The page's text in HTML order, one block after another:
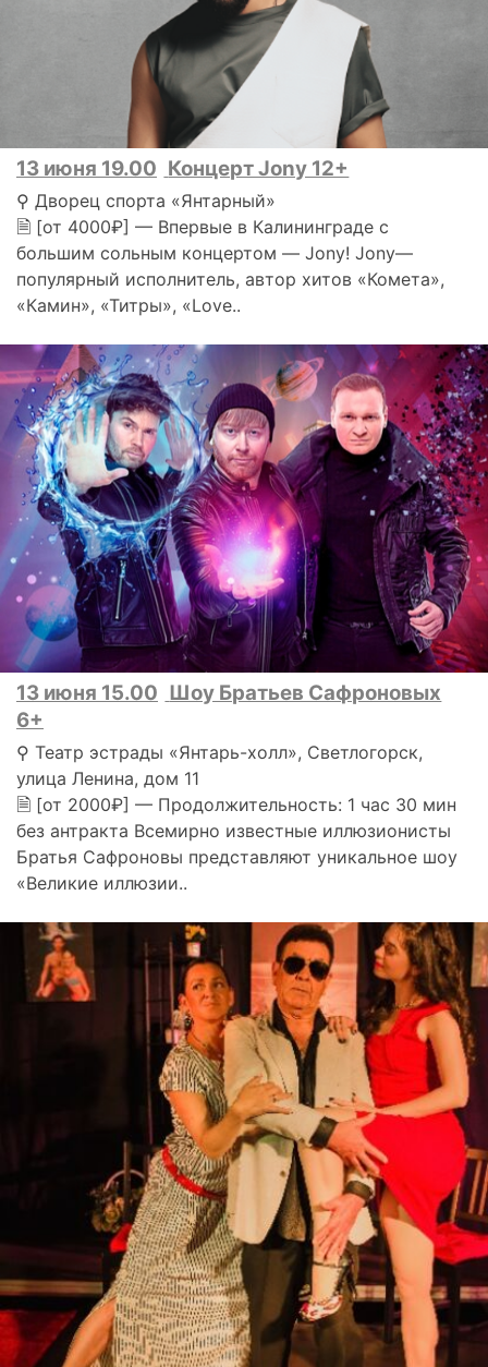
13 июня 19.00 Концерт Jony 12+
⚲ Дворец спорта «Янтарный»
🗎 [от 4000₽] — Впервые в Калининграде с
большим сольным концертом — Jony! Jony—
популярный исполнитель, автор хитов «Комета»,
«Камин», «Титры», «Love..
13 июня 15.00 Шоу Братьев Сафроновых
6+
⚲ Театр эстрады «Янтарь-холл», Светлогорск,
улица Ленина, дом 11
🗎 [от 2000₽] — Продолжительность: 1 час 30 мин
без антракта Всемирно известные иллюзионисты
Братья Сафроновы представляют уникальное шоу
«Великие иллюзии..